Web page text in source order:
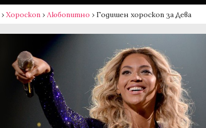
› Хороскоп › Любопитно › Годишен хороскоп за Дева